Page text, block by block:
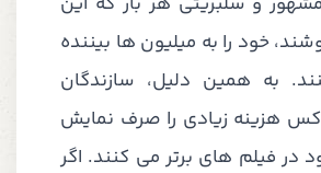
خود را به میلیون ها بیننده
به همین دلیل، سازندگان
هزینه زیادی را صرف نمایش
فیلم های برتر می کنند. اگر